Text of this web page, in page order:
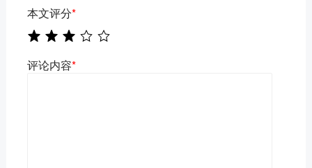
本文评分*
评论内容*